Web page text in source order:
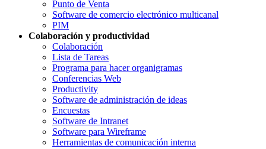
Punto de Venta
Software de comercio electrónico multicanal
PIM
Colaboración y productividad
Colaboración
Lista de Tareas
Programa para hacer organigramas
Conferencias Web
Productivity
Software de administración de ideas
Encuestas
Software de Intranet
Software para Wireframe
Herramientas de comunicación interna